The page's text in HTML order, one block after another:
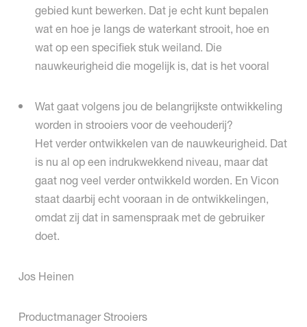
gebied kunt bewerken. Dat je echt kunt bepalen
wat en hoe je langs de waterkant strooit, hoe en
wat op een specifiek stuk weiland. Die
nauwkeurigheid die mogelijk is, dat is het vooral
Wat gaat volgens jou de belangrijkste ontwikkeling
worden in strooiers voor de veehouderij?
Het verder ontwikkelen van de nauwkeurigheid. Dat
is nu al op een indrukwekkend niveau, maar dat
gaat nog veel verder ontwikkeld worden. En Vicon
staat daarbij echt vooraan in de ontwikkelingen,
omdat zij dat in samenspraak met de gebruiker
doet.
Jos Heinen
Productmanager Strooiers